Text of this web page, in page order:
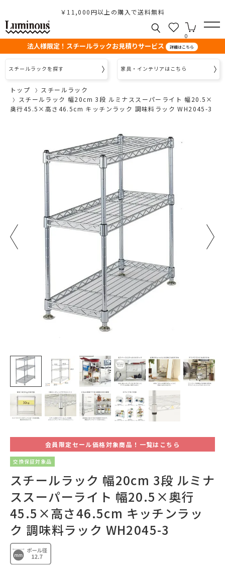
￥11,000円以上の購入で送料無料
0
法人様限定！スチールラックお見積りサービス 詳細はこちら
スチールラックを探す 家具・インテリアはこちら
トップ
スチールラック
スチールラック 幅20cm 3段 ルミナススーパーライト 幅20.5×
奥行45.5×高さ46.5cm キッチンラック 調味料ラック WH2045-3
会員限定セール価格対象商品！一覧はこちら
交換保証対象品
スチールラック 幅20cm 3段 ルミナ
ススーパーライト 幅20.5×奥行
45.5×高さ46.5cm キッチンラッ
ク 調味料ラック WH2045-3